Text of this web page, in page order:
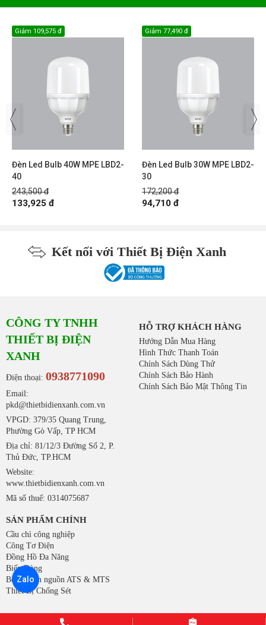
Đèn Led Bulb 40W MPE LBD2-
40
243,500 đ
Giảm 109,575 đ
133,925 đ
Đèn Led Bulb 30W MPE LBD2-
30
172,200 đ
Giảm 77,490 đ
94,710 đ
Kết nối với Thiết Bị Điện Xanh
CÔNG TY TNHH
THIẾT BỊ ĐIỆN
XANH
Điện thoại: 0938771090
Email:
pkd@thietbidienxanh.com.vn
VPGD: 379/35 Quang Trung,
Phường Gò Vấp, TP HCM
Địa chỉ: 81/12/3 Đường Số 2, P.
Thủ Đức, TP.HCM
Website:
www.thietbidienxanh.com.vn
Mã số thuế: 0314075687
HỖ TRỢ KHÁCH HÀNG
Hướng Dẫn Mua Hàng
Hình Thức Thanh Toán
Chính Sách Dùng Thử
Chính Sách Bảo Hành
Chính Sách Bảo Mật Thông Tin
SẢN PHẨM CHÍNH
Cầu chì công nghiệp
Công Tơ Điện
Đồng Hồ Đa Năng
Biến Dòng
Bộ chuyển nguồn ATS & MTS
Thiết Bị Chống Sét
Zalo